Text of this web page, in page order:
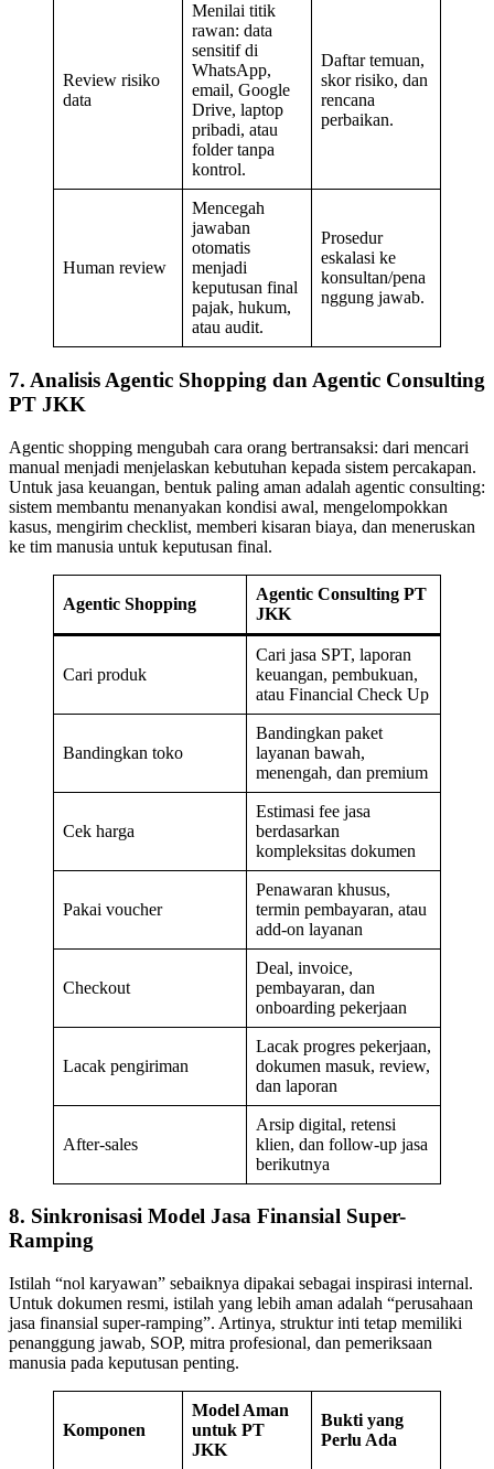
Review risiko
data
Menilai titik
rawan: data
sensitif di
WhatsApp,
email, Google
Drive, laptop
pribadi, atau
folder tanpa
kontrol.
Daftar temuan,
skor risiko, dan
rencana
perbaikan.
Human review
Mencegah
jawaban
otomatis
menjadi
keputusan final
pajak, hukum,
atau audit.
Prosedur
eskalasi ke
konsultan/pena
nggung jawab.
7. Analisis Agentic Shopping dan Agentic Consulting
PT JKK
Agentic shopping mengubah cara orang bertransaksi: dari mencari
manual menjadi menjelaskan kebutuhan kepada sistem percakapan.
Untuk jasa keuangan, bentuk paling aman adalah agentic consulting:
sistem membantu menanyakan kondisi awal, mengelompokkan
kasus, mengirim checklist, memberi kisaran biaya, dan meneruskan
ke tim manusia untuk keputusan final.
Agentic Shopping
Agentic Consulting PT
JKK
Cari produk
Cari jasa SPT, laporan
keuangan, pembukuan,
atau Financial Check Up
Bandingkan toko
Bandingkan paket
layanan bawah,
menengah, dan premium
Cek harga
Estimasi fee jasa
berdasarkan
kompleksitas dokumen
Pakai voucher
Penawaran khusus,
termin pembayaran, atau
add-on layanan
Checkout
Deal, invoice,
pembayaran, dan
onboarding pekerjaan
Lacak pengiriman
Lacak progres pekerjaan,
dokumen masuk, review,
dan laporan
After-sales
Arsip digital, retensi
klien, dan follow-up jasa
berikutnya
8. Sinkronisasi Model Jasa Finansial Super-
Ramping
Istilah “nol karyawan” sebaiknya dipakai sebagai inspirasi internal.
Untuk dokumen resmi, istilah yang lebih aman adalah “perusahaan
jasa finansial super-ramping”. Artinya, struktur inti tetap memiliki
penanggung jawab, SOP, mitra profesional, dan pemeriksaan
manusia pada keputusan penting.
Komponen
Model Aman
untuk PT
JKK
Bukti yang
Perlu Ada